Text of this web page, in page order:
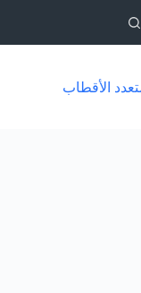
الأقطاب